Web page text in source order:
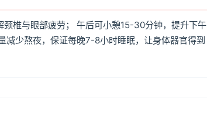
椎与眼部疲劳； 午后可小憩15-30分钟，提升下午
减少熬夜，保证每晚7-8小时睡眠，让身体器官得到